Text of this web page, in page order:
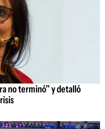
no terminó" y detalló